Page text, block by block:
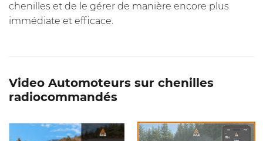
chenilles et de le gérer de manière encore plus
immédiate et efficace.
Video Automoteurs sur chenilles
radiocommandés